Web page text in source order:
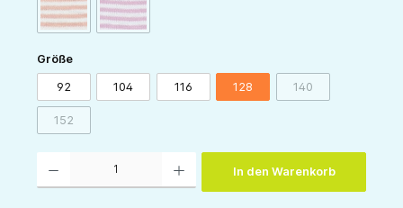
orange-natur
(Diese Option ist zurzeit nicht verfügbar.)
pink-natur
(Diese Option ist zurzeit nicht verfügbar.)
Größeauswählen
92 104 116 128 140(Diese Option ist
152(Diese Option ist zurzeit nicht verfügbar.)
In den Warenkorb